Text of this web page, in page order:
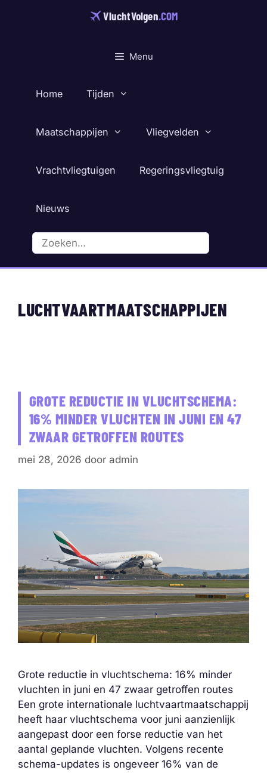
VluchtVolgen.COM
Menu
Home Tijden
Maatschappijen Vliegvelden
Vrachtvliegtuigen Regeringsvliegtuig
Nieuws
LUCHTVAARTMAATSCHAPPIJEN
GROTE REDUCTIE IN VLUCHTSCHEMA:
16% MINDER VLUCHTEN IN JUNI EN 47
ZWAAR GETROFFEN ROUTES
mei 28, 2026 door admin
Grote reductie in vluchtschema: 16% minder
vluchten in juni en 47 zwaar getroffen routes
Een grote internationale luchtvaartmaatschappij
heeft haar vluchtschema voor juni aanzienlijk
aangepast door een forse reductie van het
aantal geplande vluchten. Volgens recente
schema-updates is ongeveer 16% van de